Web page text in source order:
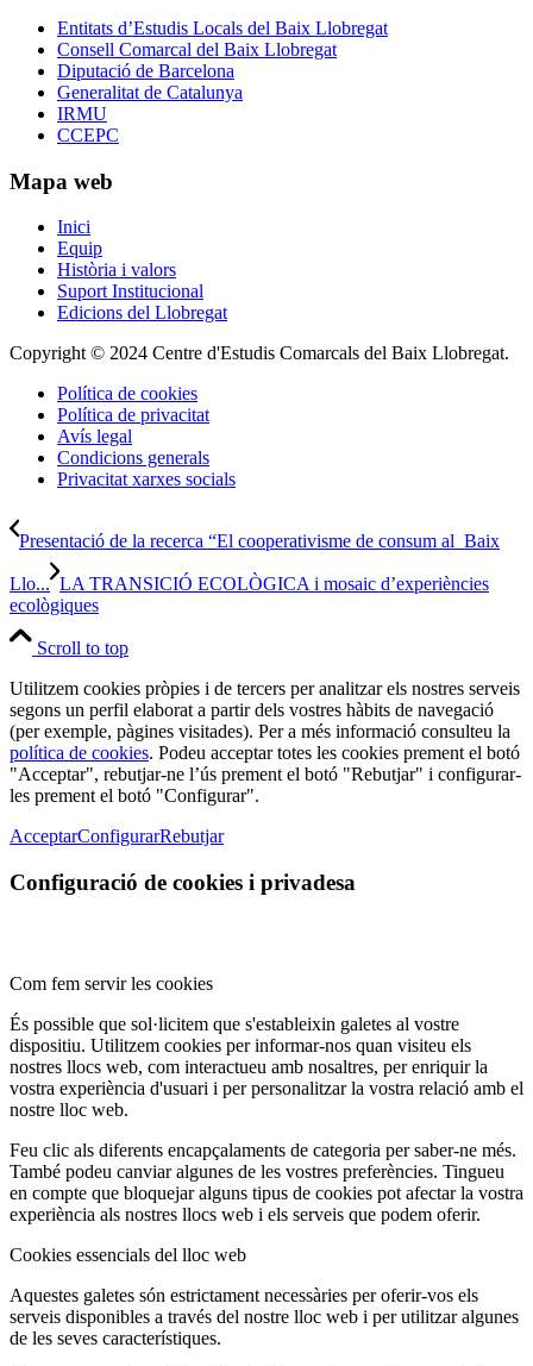
Entitats d’Estudis Locals del Baix Llobregat
Consell Comarcal del Baix Llobregat
Diputació de Barcelona
Generalitat de Catalunya
IRMU
CCEPC
Mapa web
Inici
Equip
Història i valors
Suport Institucional
Edicions del Llobregat
Copyright © 2024 Centre d'Estudis Comarcals del Baix Llobregat.
Política de cookies
Política de privacitat
Avís legal
Condicions generals
Privacitat xarxes socials
Presentació de la recerca “El cooperativisme de consum al Baix
Llo... LA TRANSICIÓ ECOLÒGICA i mosaic d’experiències
ecològiques
Scroll to top
Utilitzem cookies pròpies i de tercers per analitzar els nostres serveis
segons un perfil elaborat a partir dels vostres hàbits de navegació
(per exemple, pàgines visitades). Per a més informació consulteu la
política de cookies. Podeu acceptar totes les cookies prement el botó
"Acceptar", rebutjar-ne l’ús prement el botó "Rebutjar" i configurar-
les prement el botó "Configurar".
AcceptarConfigurarRebutjar
Configuració de cookies i privadesa
Com fem servir les cookies
És possible que sol·licitem que s'estableixin galetes al vostre
dispositiu. Utilitzem cookies per informar-nos quan visiteu els
nostres llocs web, com interactueu amb nosaltres, per enriquir la
vostra experiència d'usuari i per personalitzar la vostra relació amb el
nostre lloc web.
Feu clic als diferents encapçalaments de categoria per saber-ne més.
També podeu canviar algunes de les vostres preferències. Tingueu
en compte que bloquejar alguns tipus de cookies pot afectar la vostra
experiència als nostres llocs web i els serveis que podem oferir.
Cookies essencials del lloc web
Aquestes galetes són estrictament necessàries per oferir-vos els
serveis disponibles a través del nostre lloc web i per utilitzar algunes
de les seves característiques.